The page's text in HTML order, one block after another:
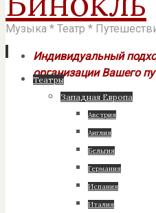
Музыка * Театр *
Индивидуальный
организации Вашего
Перейти
содержимому
Театры
Западная Европа
Австрия
Англия
Бельгия
Германия
Испания
Италия